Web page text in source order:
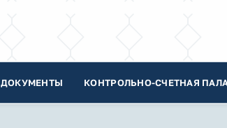
ДОКУМЕНТЫ КОНТРОЛЬНО-СЧЕТНАЯ